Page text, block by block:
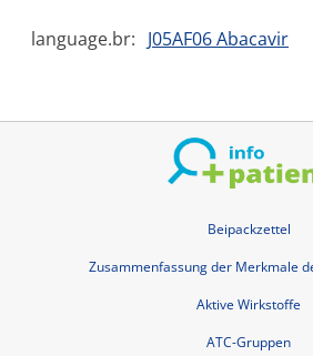
language.br: J05AF06 Abacavir
Beipackzettel
Zusammenfassung der Merkmale
Aktive Wirkstoffe
ATC-Gruppen